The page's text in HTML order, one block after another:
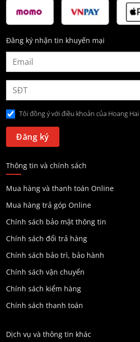
Đăng ký nhận tin khuyến mại
Tôi đồng ý với điều khoản của Hoang Hai
Thông tin và chính sách
Mua hàng và thanh toán Online
Mua hàng trả góp Online
Chính sách bảo mật thông tin
Chính sách đổi trả hàng
Chính sách bảo trì, bảo hành
Chính sách vận chuyển
Chính sách kiểm hàng
Chính sách thanh toán
Dịch vụ và thông tin khác